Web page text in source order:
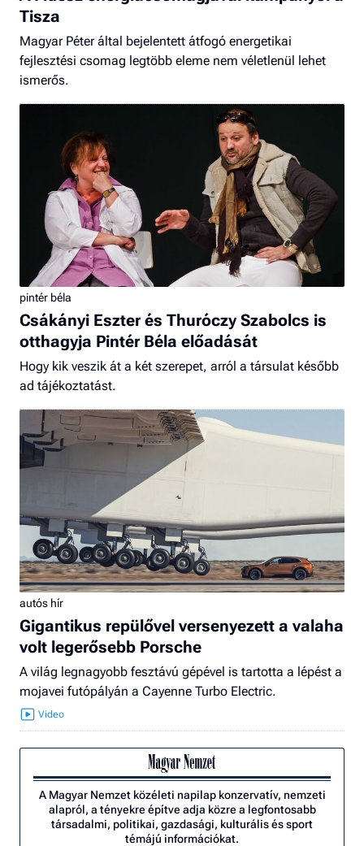
Tisza
Magyar Péter által bejelentett átfogó energetikai
fejlesztési csomag legtöbb eleme nem véletlenül lehet
ismerős.
pintér béla
Csákányi Eszter és Thuróczy Szabolcs is
otthagyja Pintér Béla előadását
Hogy kik veszik át a két szerepet, arról a társulat később
ad tájékoztatást.
autós hír
Gigantikus repülővel versenyezett a valaha
volt legerősebb Porsche
A világ legnagyobb fesztávú gépével is tartotta a lépést a
mojavei futópályán a Cayenne Turbo Electric.
A Magyar Nemzet közéleti napilap konzervatív, nemzeti
alapról, a tényekre építve adja közre a legfontosabb
társadalmi, politikai, gazdasági, kulturális és sport
témájú információkat.